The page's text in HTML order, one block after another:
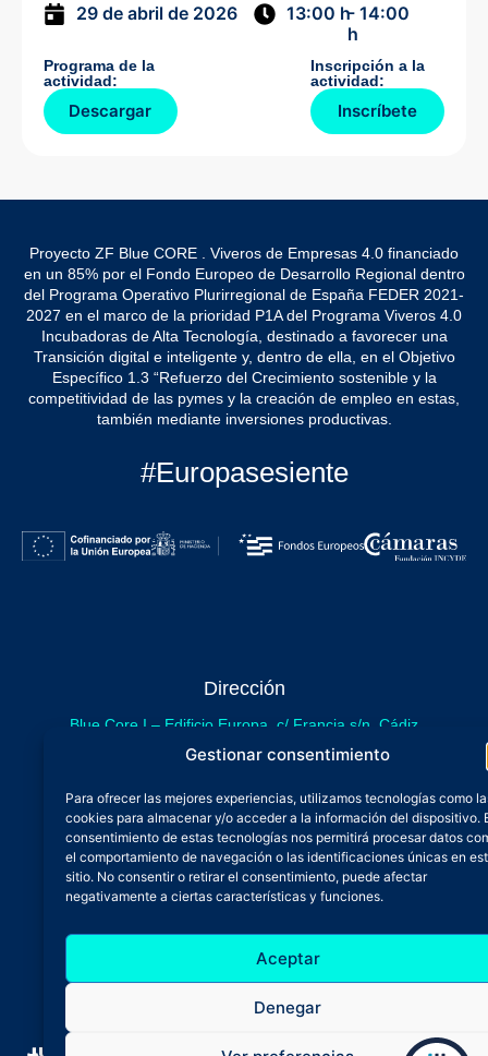
Gestionar consentimiento
Para ofrecer las mejores experiencias, utilizamos tecnologías como
cookies para almacenar y/o acceder a la información del dispositivo.
consentimiento de estas tecnologías nos permitirá procesar datos
el comportamiento de navegación o las identificaciones únicas en
sitio. No consentir o retirar el consentimiento, puede afectar
negativamente a ciertas características y funciones.
Aceptar
Denegar
29 de abril de 2026 13:00 h- 14:00
h
Programa de la
actividad:
Descargar
Inscripción a la
actividad:
Inscríbete
Proyecto ZF Blue CORE . Viveros de Empresas 4.0 financiado
en un 85% por el Fondo Europeo de Desarrollo Regional dentro
del Programa Operativo Plurirregional de España FEDER 2021-
2027 en el marco de la prioridad P1A del Programa Viveros 4.0
Incubadoras de Alta Tecnología, destinado a favorecer una
Transición digital e inteligente y, dentro de ella, en el Objetivo
Específico 1.3 “Refuerzo del Crecimiento sostenible y la
competitividad de las pymes y la creación de empleo en estas,
también mediante inversiones productivas.
#Europasesiente
Dirección
Blue Core I – Edificio Europa, c/ Francia s/n. Cádiz
sede provisional de Blue Core - Incubazul
próximamente.
Teléfono y Whatsapp
600 515 071
De lunes a viernes
Oficina 24/7
Atención continuada
admin@zfbluecore.es